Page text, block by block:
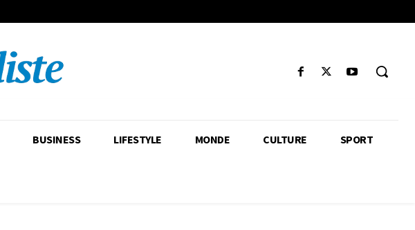
BUSINESS LIFESTYLE MONDE CULTURE SPORT